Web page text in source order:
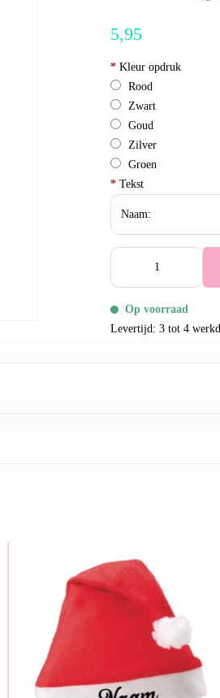
5,95
* Kleur opdruk
Rood
Zwart
Goud
Zilver
Groen
* Tekst
Op voorraad
Levertijd: 3 tot 4